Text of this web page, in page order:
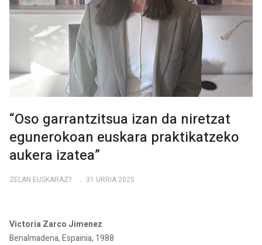
“Oso garrantzitsua izan da niretzat
egunerokoan euskara praktikatzeko
aukera izatea”
ZELAN EUSKARAZ? 31 URRIA 2025
Victoria Zarco Jimenez
Benalmadena, Espainia, 1988